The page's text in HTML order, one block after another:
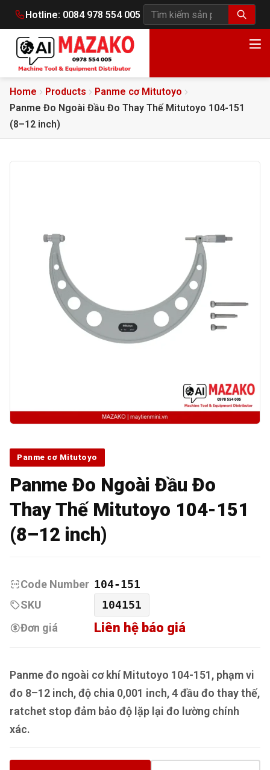
Hotline: 0084 978 554 005
Tìm kiếm sản phẩm
Home Products
Panme cơ Mitutoyo
Panme Đo Ngoài Đầu Đo Thay Thế Mitutoyo 104-151
(8–12 inch)
Panme cơ Mitutoyo
Panme Đo Ngoài Đầu Đo
Thay Thế Mitutoyo 104-151
(8–12 inch)
Code Number 104-151
SKU
104151
Đơn giá
Liên hệ báo giá
Panme đo ngoài cơ khí Mitutoyo 104-151, phạm vi
đo 8–12 inch, độ chia 0,001 inch, 4 đầu đo thay thế,
ratchet stop đảm bảo độ lặp lại đo lường chính
xác.